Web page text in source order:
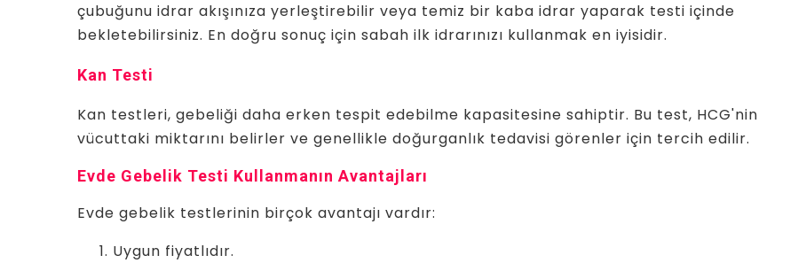
çubuğunu idrar akışınıza yerleştirebilir veya temiz bir kaba idrar yaparak testi içinde
bekletebilirsiniz. En doğru sonuç için sabah ilk idrarınızı kullanmak en iyisidir.
Kan Testi
Kan testleri, gebeliği daha erken tespit edebilme kapasitesine sahiptir. Bu test, HCG'nin
vücuttaki miktarını belirler ve genellikle doğurganlık tedavisi görenler için tercih edilir.
Evde Gebelik Testi Kullanmanın Avantajları
Evde gebelik testlerinin birçok avantajı vardır:
Uygun fiyatlıdır.